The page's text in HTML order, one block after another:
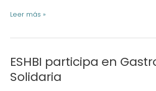
por
gran
nutricional
y
ecológico
Leer más »
ESHBI participa en
Solidaria
ESHBI
en